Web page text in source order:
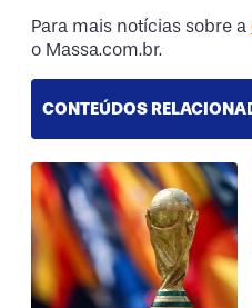
Para mais notícias sobre a
o Massa.com.br.
CONTEÚDOS